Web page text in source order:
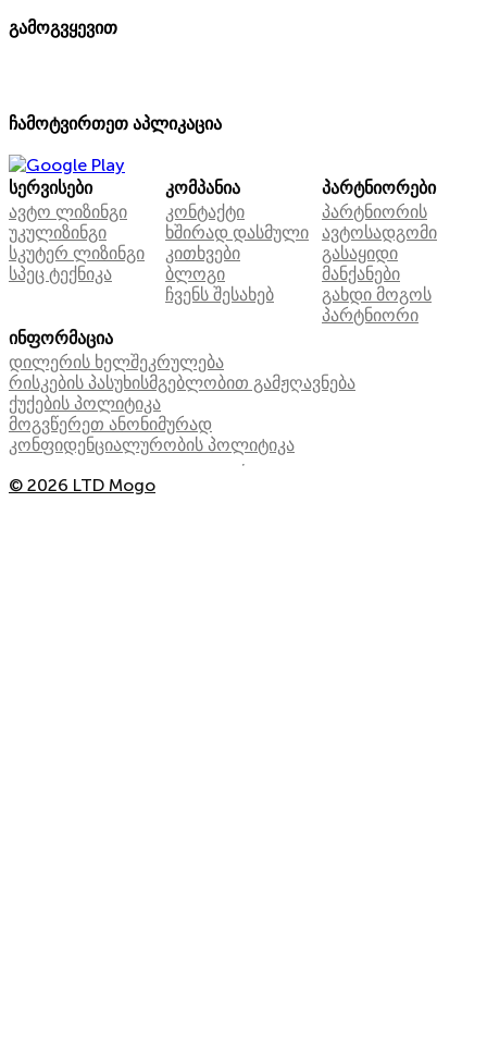
გამოგვყევით
ჩამოტვირთეთ აპლიკაცია
სერვისები
ავტო ლიზინგი
უკულიზინგი
სკუტერ ლიზინგი
სპეც ტექნიკა
კომპანია
კონტაქტი
ხშირად დასმული
კითხვები
ბლოგი
ჩვენს შესახებ
პარტნიორები
პარტნიორის
ავტოსადგომი
გასაყიდი
მანქანები
გახდი მოგოს
პარტნიორი
ინფორმაცია
დილერის ხელშეკრულება
რისკების პასუხისმგებლობით გამჟღავნება
ქუქების პოლიტიკა
მოგვწერეთ ანონიმურად
კონფიდენციალურობის პოლიტიკა
© 2026 LTD Mogo